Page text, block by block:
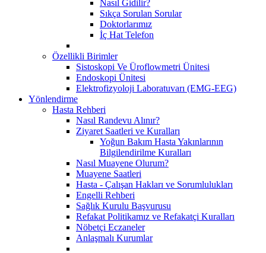
Nasıl Gidilir?
Sıkça Sorulan Sorular
Doktorlarımız
İç Hat Telefon
Özellikli Birimler
Sistoskopi Ve Üroflowmetri Ünitesi
Endoskopi Ünitesi
Elektrofizyoloji Laboratuvarı (EMG-EEG)
Yönlendirme
Hasta Rehberi
Nasıl Randevu Alınır?
Ziyaret Saatleri ve Kuralları
Yoğun Bakım Hasta Yakınlarının
Bilgilendirilme Kuralları
Nasıl Muayene Olurum?
Muayene Saatleri
Hasta - Çalışan Hakları ve Sorumlulukları
Engelli Rehberi
Sağlık Kurulu Başvurusu
Refakat Politikamız ve Refakatçi Kuralları
Nöbetçi Eczaneler
Anlaşmalı Kurumlar